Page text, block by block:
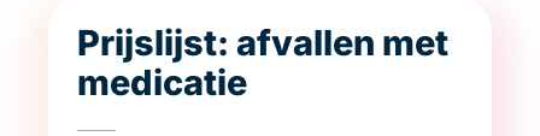
Prijslijst: afvallen met
medicatie